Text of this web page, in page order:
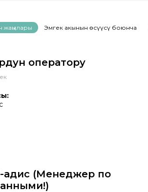
жаңылары Эмгек акынын өсүүсү боюнча
оператору
адис (Менеджер по